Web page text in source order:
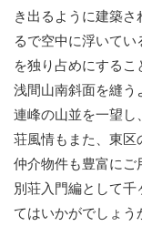
き出るように建築
るで空中に浮いて
を独り占めにするこ
浅間山南斜面を縫う
連峰の山並を一望し
荘風情もまた、東区
仲介物件も豊富にご
別荘入門編として
てはいかがでしょう